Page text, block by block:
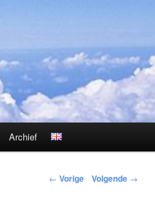
Archief
← Vorige Volgende →